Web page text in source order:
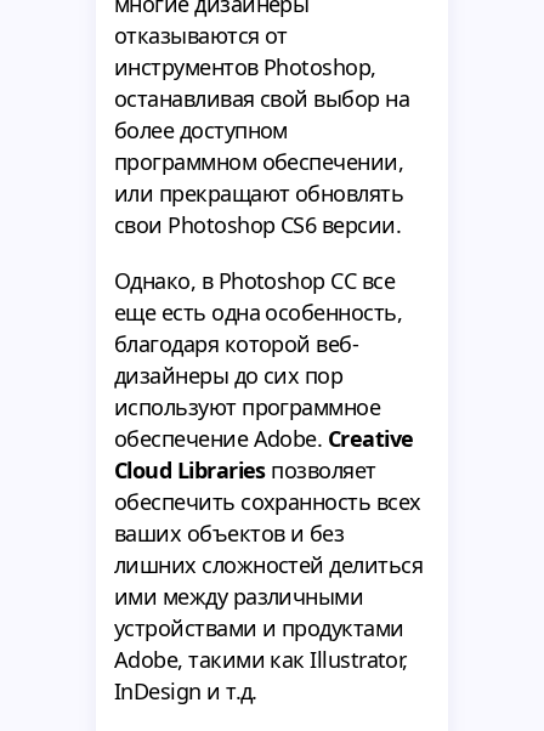
отказываются от
инструментов Photoshop,
останавливая свой выбор на
более доступном
программном обеспечении,
или прекращают обновлять
свои Photoshop CS6 версии.
Однако, в Photoshop CC все
еще есть одна особенность,
благодаря которой веб-
дизайнеры до сих пор
используют программное
обеспечение Adobe. Creative
Cloud Librariesпозволяет
обеспечить сохранность всех
ваших объектов и без
лишних сложностей делиться
ими между различными
устройствами и продуктами
Adobe, такими как Illustrator,
InDesign и т.д.